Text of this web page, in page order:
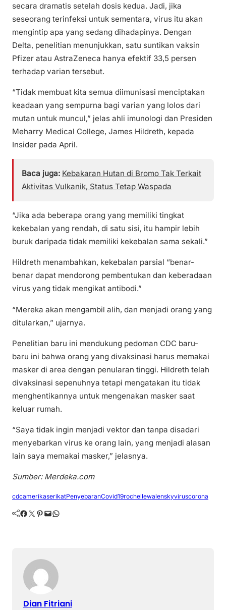
secara dramatis setelah dosis kedua. Jadi, jika
seseorang terinfeksi untuk sementara, virus itu akan
mengintip apa yang sedang dihadapinya. Dengan
Delta, penelitian menunjukkan, satu suntikan vaksin
Pfizer atau AstraZeneca hanya efektif 33,5 persen
terhadap varian tersebut.
“Tidak membuat kita semua diimunisasi menciptakan
keadaan yang sempurna bagi varian yang lolos dari
mutan untuk muncul,” jelas ahli imunologi dan Presiden
Meharry Medical College, James Hildreth, kepada
Insider pada April.
Baca juga: Kebakaran Hutan di Bromo Tak Terkait
Aktivitas Vulkanik, Status Tetap Waspada
“Jika ada beberapa orang yang memiliki tingkat
kekebalan yang rendah, di satu sisi, itu hampir lebih
buruk daripada tidak memiliki kekebalan sama sekali.”
Hildreth menambahkan, kekebalan parsial “benar-
benar dapat mendorong pembentukan dan keberadaan
virus yang tidak mengikat antibodi.”
“Mereka akan mengambil alih, dan menjadi orang yang
ditularkan,” ujarnya.
Penelitian baru ini mendukung pedoman CDC baru-
baru ini bahwa orang yang divaksinasi harus memakai
masker di area dengan penularan tinggi. Hildreth telah
divaksinasi sepenuhnya tetapi mengatakan itu tidak
menghentikannya untuk mengenakan masker saat
keluar rumah.
“Saya tidak ingin menjadi vektor dan tanpa disadari
menyebarkan virus ke orang lain, yang menjadi alasan
lain saya memakai masker,” jelasnya.
Sumber: Merdeka.com
cdcamerikaserikatPenyebaranCovid19rochellewalenskyviruscorona
Facebook Twitter Pinterest Mail WhatsApp
Dian Fitriani